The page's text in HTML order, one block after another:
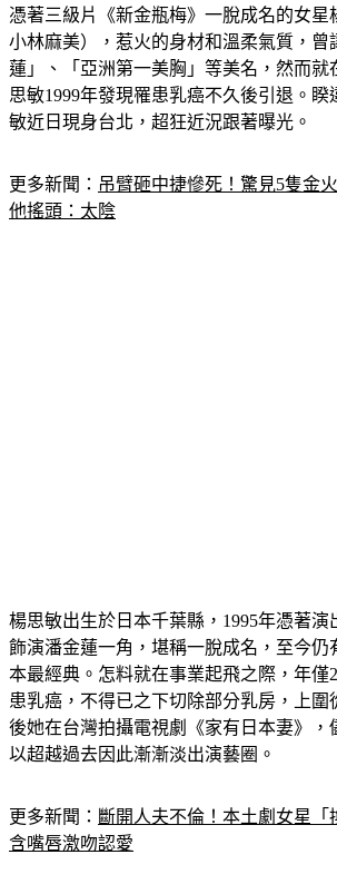
憑著三級片《新金瓶梅》一脫成名的女星
小林麻美），惹火的身材和溫柔氣質，曾
蓮」、「亞洲第一美胸」等美名，然而就
思敏1999年發現罹患乳癌不久後引退。睽
敏近日現身台北，超狂近況跟著曝光。
更多新聞： 吊臂砸中捷慘死！驚見5隻金
他搖頭：太陰
楊思敏出生於日本千葉縣，1995年憑著演
飾演潘金蓮一角，堪稱一脫成名，至今仍
本最經典。怎料就在事業起飛之際，年僅
患乳癌，不得已之下切除部分乳房，上圍
後她在台灣拍攝電視劇《家有日本妻》，
以超越過去因此漸漸淡出演藝圈。
更多新聞： 斷開人夫不倫！本土劇女星「
含嘴唇激吻認愛